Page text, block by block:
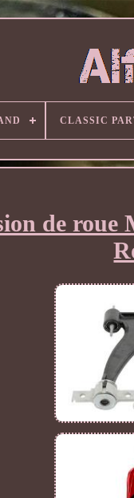
CLASSIC
de